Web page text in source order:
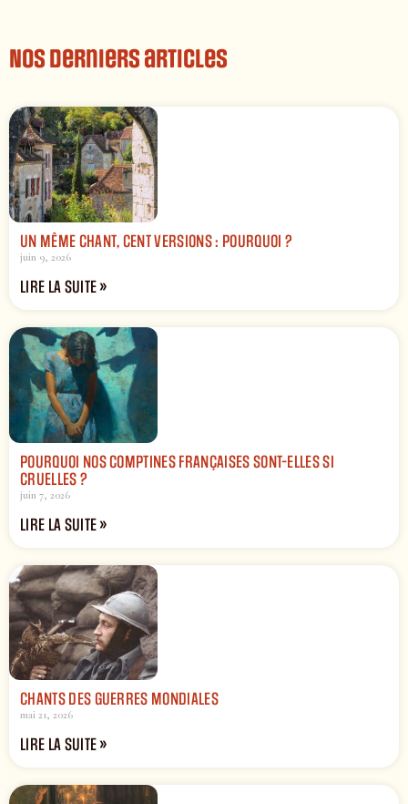
Nos derniers articles
UN MÊME CHANT, CENT VERSIONS : POURQUOI ?
juin 9, 2026
LIRE LA SUITE »
POURQUOI NOS COMPTINES FRANÇAISES SONT-ELLES SI
CRUELLES ?
juin 7, 2026
LIRE LA SUITE »
CHANTS DES GUERRES MONDIALES
mai 21, 2026
LIRE LA SUITE »